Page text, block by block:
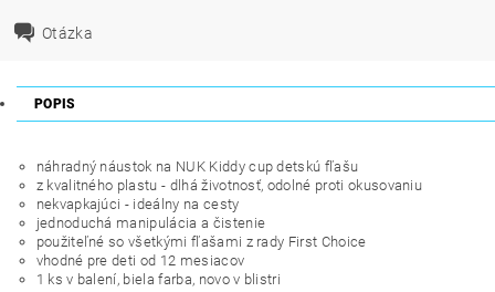
Otázka
POPIS
náhradný náustok na NUK Kiddy cup detskú fľašu
z kvalitného plastu - dlhá životnosť, odolné proti okusovaniu
nekvapkajúci - ideálny na cesty
jednoduchá manipulácia a čistenie
použiteľné so všetkými fľašami z rady First Choice
vhodné pre deti od 12 mesiacov
1 ks v balení, biela farba, novo v blistri